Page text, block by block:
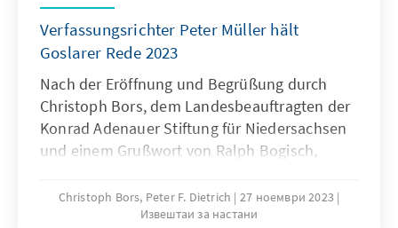
Verfassungsrichter Peter Müller hält
Goslarer Rede 2023
Nach der Eröffnung und Begrüßung durch
Christoph Bors, dem Landesbeauftragten der
Konrad Adenauer Stiftung für Niedersachsen
und einem Grußwort von Ralph Bogisch,
Landtagsabgeordnete Christoph Plett,
Landesvorsitzender der CDU Landesverband
Christoph Bors, Peter F. Dietrich
27 ноември 2023
Извештаи за настани